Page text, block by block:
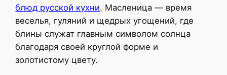
блюд русской кухни. Масленица — время
веселья, гуляний и щедрых угощений, где
блины служат главным символом солнца
благодаря своей круглой форме и
золотистому цвету.